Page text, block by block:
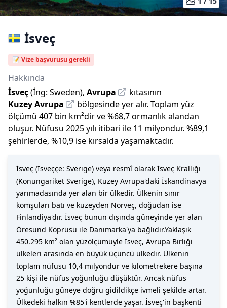
İsveç
📝 Vize başvurusu gerekli
Hakkında
İsveç(İng: Sweden), Avrupa
kıtasının
Kuzey Avrupa
bölgesinde yer alır. Toplam yüz
ölçümü 407 bin km²dirve%68,7ormanlık alandan
oluşur. Nüfusu 2025yılı itibari ile 11 milyondur. %89,1
şehirlerde, %10,9 ise kırsalda yaşamaktadır.
İsveç (İsveççe: Sverige) veya resmî olarak İsveç Krallığı
(Konungariket Sverige), Kuzey Avrupa'daki İskandinavya
yarımadasında yer alan bir ülkedir. Ülkenin sınır
komşuları batı ve kuzeyden Norveç, doğudan ise
Finlandiya'dır. İsveç bunun dışında güneyinde yer alan
Öresund Köprüsü ile Danimarka'ya bağlıdır.Yaklaşık
450.295 km² olan yüzölçümüyle İsveç, Avrupa Birliği
ülkeleri arasında en büyük üçüncü ülkedir. Ülkenin
toplam nüfusu 10,4 milyondur ve kilometrekere başına
25 kişi ile nüfus yoğunluğu düşüktür. Ancak nüfus
yoğunluğu güneye doğru gidildikçe ivmeli şekilde artar.
Ülkedeki halkın %85'i kentlerde yaşar. İsveç'in başkenti